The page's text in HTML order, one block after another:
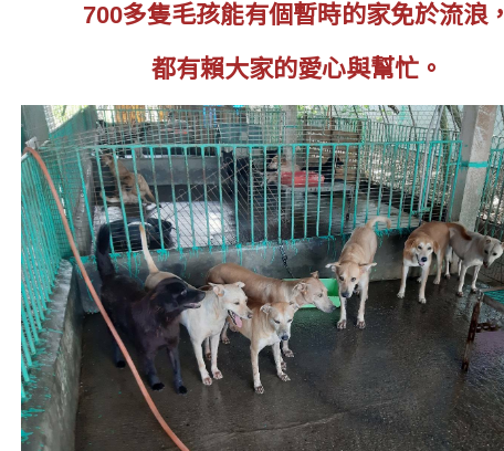
700多隻毛孩能有個暫時的家免於流浪，
都有賴大家的愛心與幫忙。